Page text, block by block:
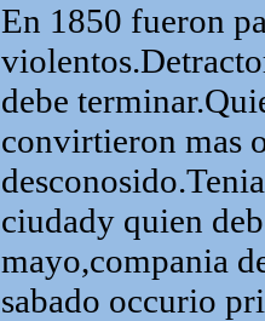
En 1850 fueron
debe
convirtieron mas
ciudady quien
mayo,compania
sabado occurio